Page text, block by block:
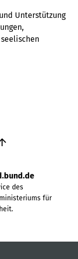
Unterstützung
des
für